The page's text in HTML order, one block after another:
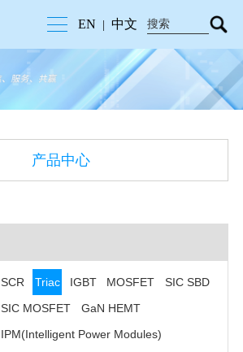
EN 中文
产品中心
SCR Triac IGBT MOSFET
SIC SBD
SIC MOSFET
GaN HEMT
IPM(Intelligent Power Modules)